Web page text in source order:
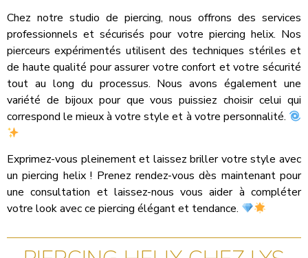
Chez notre studio de piercing, nous offrons des services
professionnels et sécurisés pour votre piercing helix. Nos
pierceurs expérimentés utilisent des techniques stériles et
de haute qualité pour assurer votre confort et votre sécurité
tout au long du processus. Nous avons également une
variété de bijoux pour que vous puissiez choisir celui qui
correspond le mieux à votre style et à votre personnalité.
Exprimez-vous pleinement et laissez briller votre style avec
un piercing helix ! Prenez rendez-vous dès maintenant pour
une consultation et laissez-nous vous aider à compléter
votre look avec ce piercing élégant et tendance.